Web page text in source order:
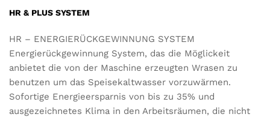
HR & PLUS SYSTEM
HR – ENERGIERÜCKGEWINNUNG SYSTEM
Energierückgewinnung System, das die Möglickeit
anbietet die von der Maschine erzeugten Wrasen zu
benutzen um das Speisekaltwasser vorzuwärmen.
Sofortige Energieersparnis von bis zu 35% und
ausgezeichnetes Klima in den Arbeitsräumen, die nicht